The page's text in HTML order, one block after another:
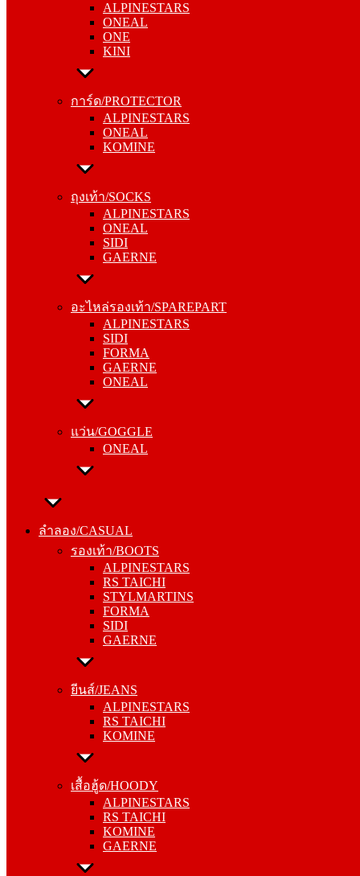
ALPINESTARS
ONEAL
ONE
KINI
การ์ด/PROTECTOR
ALPINESTARS
ONEAL
KOMINE
ถุงเท้า/SOCKS
ALPINESTARS
ONEAL
SIDI
GAERNE
อะไหล่รองเท้า/SPAREPART
ALPINESTARS
SIDI
FORMA
GAERNE
ONEAL
แว่น/GOGGLE
ONEAL
ลำลอง/CASUAL
รองเท้า/BOOTS
ALPINESTARS
RS TAICHI
STYLMARTINS
FORMA
SIDI
GAERNE
ยีนส์/JEANS
ALPINESTARS
RS TAICHI
KOMINE
เสื้อฮู้ด/HOODY
ALPINESTARS
RS TAICHI
KOMINE
GAERNE
ONE
KINI
การ์ด/PROTECTOR
ONEAL
KOMINE
ถุงเท้า/SOCKS
ONEAL
SIDI
GAERNE
อะไหล่รองเท้า/SPAREPART
SIDI
FORMA
GAERNE
ONEAL
แว่น/GOGGLE
ลำลอง/CASUAL
ALPINESTARS
RS TAICHI
STYLMARTINS
FORMA
SIDI
GAERNE
ยีนส์/JEANS
RS TAICHI
KOMINE
เสื้อฮู้ด/HOODY
RS TAICHI
KOMINE
GAERNE
หมวกแก๊ป/CAP